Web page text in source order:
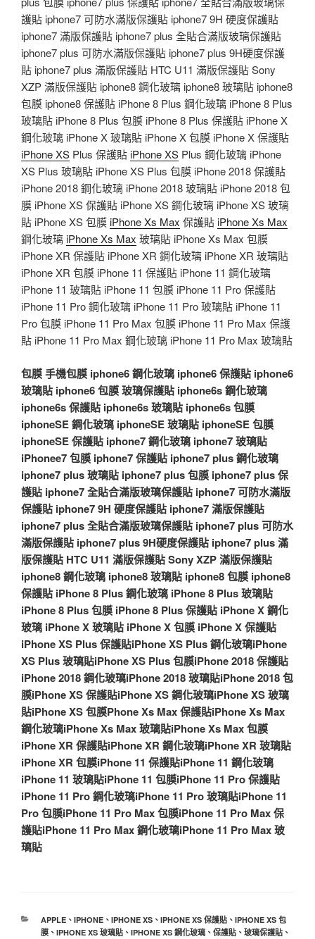
護貼 iphone7 可防水滿版保護貼 iphone7 9H 硬度保護貼
iphone7 滿版保護貼 iphone7 plus 全貼合滿版玻璃保護貼
iphone7 plus 可防水滿版保護貼 iphone7 plus 9H硬度保護
貼 iphone7 plus 滿版保護貼 HTC U11 滿版保護貼 Sony
XZP 滿版保護貼 iphone8 鋼化玻璃 iphone8 玻璃貼 iphone8
包膜 iphone8 保護貼 iPhone 8 Plus 鋼化玻璃 iPhone 8 Plus
玻璃貼 iPhone 8 Plus 包膜 iPhone 8 Plus 保護貼 iPhone X
鋼化玻璃 iPhone X 玻璃貼 iPhone X 包膜 iPhone X 保護貼
iPhone XS Plus 保護貼iPhone XS Plus 鋼化玻璃 iPhone
XS Plus 玻璃貼 iPhone XS Plus 包膜 iPhone 2018 保護貼
iPhone 2018 鋼化玻璃 iPhone 2018 玻璃貼 iPhone 2018 包
膜 iPhone XS 保護貼 iPhone XS 鋼化玻璃 iPhone XS 玻璃
貼 iPhone XS 包膜iPhone Xs Max 保護貼iPhone Xs Max
鋼化玻璃iPhone Xs Max 玻璃貼 iPhone Xs Max 包膜
iPhone XR 保護貼 iPhone XR 鋼化玻璃 iPhone XR 玻璃貼
iPhone XR 包膜 iPhone 11 保護貼 iPhone 11 鋼化玻璃
iPhone 11 玻璃貼 iPhone 11 包膜 iPhone 11 Pro 保護貼
iPhone 11 Pro 鋼化玻璃 iPhone 11 Pro 玻璃貼 iPhone 11
Pro 包膜 iPhone 11 Pro Max 包膜 iPhone 11 Pro Max 保護
貼 iPhone 11 Pro Max 鋼化玻璃 iPhone 11 Pro Max 玻璃貼
包膜手機包膜 iphone6 鋼化玻璃 iphone6 保護貼 iphone6
玻璃貼 iphone6 包膜玻璃保護貼 iphone6s 鋼化玻璃
iphone6s 保護貼 iphone6s 玻璃貼 iphone6s 包膜
iphoneSE 鋼化玻璃 iphoneSE 玻璃貼 iphoneSE 包膜
iphoneSE 保護貼 iphone7 鋼化玻璃 iphone7 玻璃貼
iPhonee7 包膜 iphone7 保護貼 iphone7 plus 鋼化玻璃
iphone7 plus 玻璃貼 iphone7 plus 包膜 iphone7 plus 保
護貼 iphone7 全貼合滿版玻璃保護貼 iphone7 可防水滿版
保護貼 iphone7 9H 硬度保護貼 iphone7 滿版保護貼
iphone7 plus 全貼合滿版玻璃保護貼 iphone7 plus 可防水
滿版保護貼 iphone7 plus 9H硬度保護貼 iphone7 plus 滿
版保護貼 HTC U11 滿版保護貼Sony XZP 滿版保護貼
iphone8 鋼化玻璃 iphone8 玻璃貼 iphone8 包膜 iphone8
保護貼 iPhone 8 Plus 鋼化玻璃 iPhone 8 Plus 玻璃貼
iPhone 8 Plus 包膜 iPhone 8 Plus 保護貼 iPhone X 鋼化
玻璃 iPhone X 玻璃貼 iPhone X 包膜 iPhone X 保護貼
iPhone XS Plus 保護貼iPhone XS Plus 鋼化玻璃iPhone
XS Plus 玻璃貼iPhone XS Plus 包膜iPhone 2018 保護貼
iPhone 2018 鋼化玻璃iPhone 2018 玻璃貼iPhone 2018 包
膜iPhone XS 保護貼iPhone XS 鋼化玻璃iPhone XS 玻璃
貼iPhone XS 包膜Phone Xs Max 保護貼iPhone Xs Max
鋼化玻璃iPhone Xs Max 玻璃貼iPhone Xs Max 包膜
iPhone XR 保護貼iPhone XR 鋼化玻璃iPhone XR 玻璃貼
iPhone XR 包膜iPhone 11 保護貼iPhone 11 鋼化玻璃
iPhone 11 玻璃貼iPhone 11 包膜iPhone 11 Pro 保護貼
iPhone 11 Pro 鋼化玻璃iPhone 11 Pro 玻璃貼iPhone 11
Pro 包膜iPhone 11 Pro Max 包膜iPhone 11 Pro Max 保
護貼iPhone 11 Pro Max 鋼化玻璃iPhone 11 Pro Max 玻
璃貼
分
類
APPLE、 IPHONE、 IPHONE XS、 IPHONE XS 保護貼、 IPHONE XS 包
膜、 IPHONE XS 玻璃貼、 IPHONE XS 鋼化玻璃、 保護貼、 玻璃保護貼、